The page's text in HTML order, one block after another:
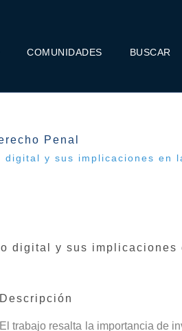
COMUNIDADES BUSCAR
Penal
y sus implicaciones
digital y sus
Descripción
El trabajo resalta la importancia de